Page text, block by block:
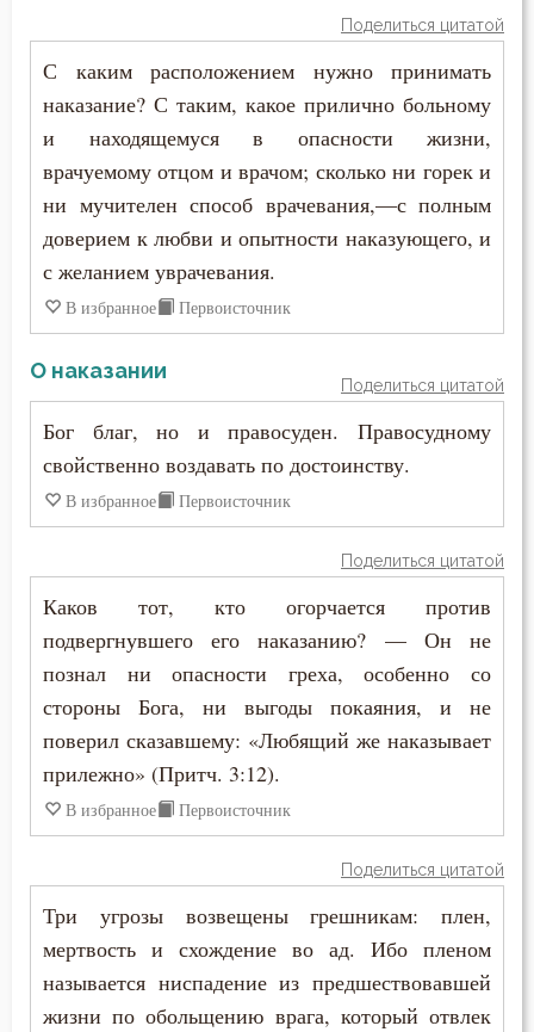
Поделиться цитатой
С каким расположением нужно принимать
наказание? С таким, какое прилично больному
и находящемуся в опасности жизни,
врачуемому отцом и врачом; сколько ни горек и
ни мучителен способ врачевания,—с полным
доверием к любви и опытности наказующего, и
с желанием уврачевания.
В избранное Первоисточник
О наказании
Поделиться цитатой
Бог благ, но и правосуден. Правосудному
свойственно воздавать по достоинству.
В избранное Первоисточник
Поделиться цитатой
Каков тот, кто огорчается против
подвергнувшего его наказанию? — Он не
познал ни опасности греха, особенно со
стороны Бога, ни выгоды покаяния, и не
поверил сказавшему: «Любящий же наказывает
прилежно» (Притч. 3:12).
В избранное Первоисточник
Поделиться цитатой
Три угрозы возвещены грешникам: плен,
мертвость и схождение во ад. Ибо пленом
называется ниспадение из предшествовавшей
жизни по обольщению врага, который отвлек